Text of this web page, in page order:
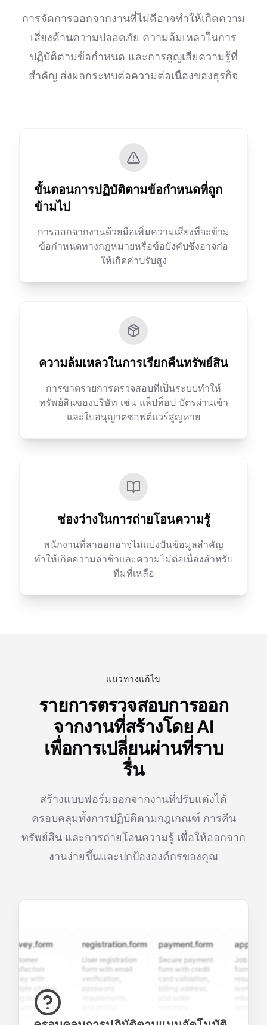
การจัดการออกจากงานที่ไม่ดีอาจทำให้เกิดความ
เสี่ยงด้านความปลอดภัย ความล้มเหลวในการ
ปฏิบัติตามข้อกำหนด และการสูญเสียความรู้ที่
สำคัญ ส่งผลกระทบต่อความต่อเนื่องของธุรกิจ
ขั้นตอนการปฏิบัติตามข้อกำหนดที่ถูก
ข้ามไป
การออกจากงานด้วยมือเพิ่มความเสี่ยงที่จะข้าม
ข้อกำหนดทางกฎหมายหรือข้อบังคับซึ่งอาจก่อ
ให้เกิดค่าปรับสูง
ความล้มเหลวในการเรียกคืนทรัพย์สิน
การขาดรายการตรวจสอบที่เป็นระบบทำให้
ทรัพย์สินของบริษัท เช่น แล็ปท็อป บัตรผ่านเข้า
และใบอนุญาตซอฟต์แวร์สูญหาย
ช่องว่างในการถ่ายโอนความรู้
พนักงานที่ลาออกอาจไม่แบ่งปันข้อมูลสำคัญ
ทำให้เกิดความล่าช้าและความไม่ต่อเนื่องสำหรับ
ทีมที่เหลือ
แนวทางแก้ไข
รายการตรวจสอบการออก
จากงานที่สร้างโดย AI
เพื่อการเปลี่ยนผ่านที่ราบ
รื่น
สร้างแบบฟอร์มออกจากงานที่ปรับแต่งได้
ครอบคลุมทั้งการปฏิบัติตามกฎเกณฑ์ การคืน
ทรัพย์สิน และการถ่ายโอนความรู้ เพื่อให้ออกจาก
งานง่ายขึ้นและปกป้ององค์กรของคุณ
with
choice,
scales,
open-ended
registration.form
User registration
form with email
verification,
payment.form
Secure payment
form with credit
card validation,
integration for
Job
form with
resume
custom